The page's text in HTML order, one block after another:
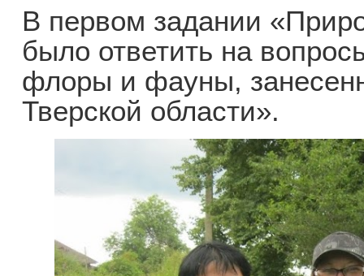
В первом задании
было ответить на
флоры и фауны,
Тверской области».